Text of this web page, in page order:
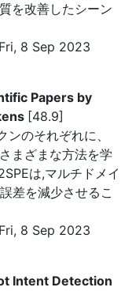
を改善したシーン
8 Sep 2023
Papers by
[48.9]
のそれぞれに、
まざまな方法を学
は,マルチドメイ
差を減少させるこ
8 Sep 2023
Intent Detection